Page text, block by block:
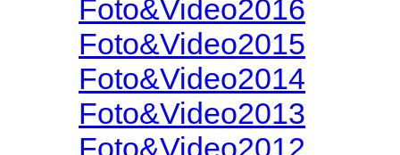
Foto&Video2016
Foto&Video2015
Foto&Video2014
Foto&Video2013
Foto&Video2012